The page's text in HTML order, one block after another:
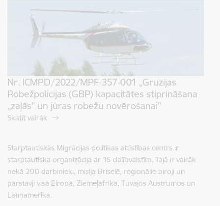
Nr. ICMPD/2022/MPF-357-001 „Gruzijas
Robežpolicijas (GBP) kapacitātes stiprināšana
„zaļās” un jūras robežu novērošanai”
Skatīt vairāk
Starptautiskās Migrācijas politikas attīstības centrs ir
starptautiska organizācija ar 15 dalībvalstīm. Tajā ir vairāk
nekā 200 darbinieki, misija Briselē, reģionālie biroji un
pārstāvji visā Eiropā, Ziemeļāfrikā, Tuvajos Austrumos un
Latīņamerikā.